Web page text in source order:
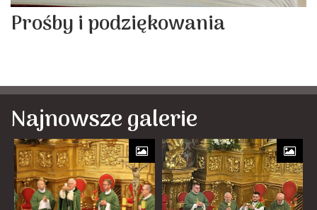
Prośby i podziękowania
Najnowsze galerie